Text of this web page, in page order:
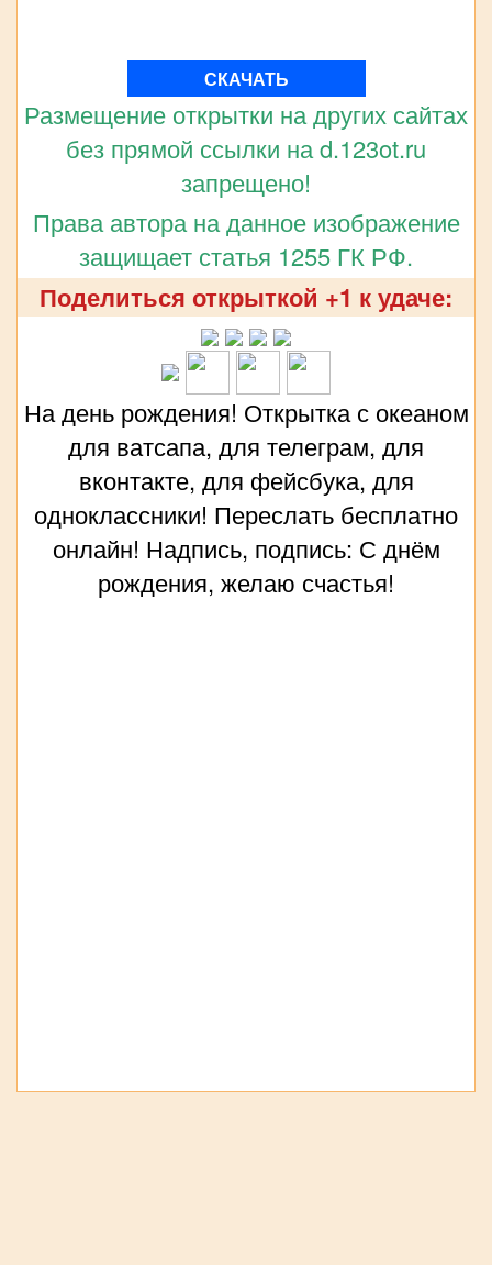
СКАЧАТЬ
Размещение открытки на других сайтах
без прямой ссылки на d.123ot.ru
запрещено!
Права автора на данное изображение
защищает статья 1255 ГК РФ.
Поделиться открыткой +1 к удаче:
На день рождения! Открытка с океаном
для ватсапа, для телеграм, для
вконтакте, для фейсбука, для
одноклассники! Переслать бесплатно
онлайн! Надпись, подпись: С днём
рождения, желаю счастья!